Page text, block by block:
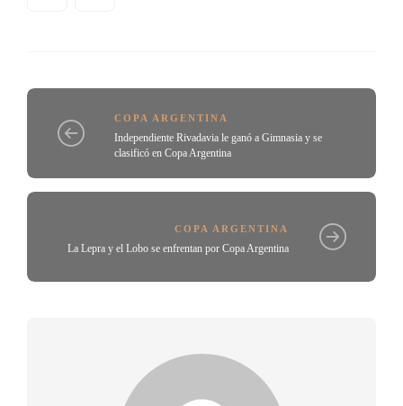
COPA ARGENTINA
Independiente Rivadavia le ganó a Gimnasia y se
clasificó en Copa Argentina
COPA ARGENTINA
La Lepra y el Lobo se enfrentan por Copa Argentina